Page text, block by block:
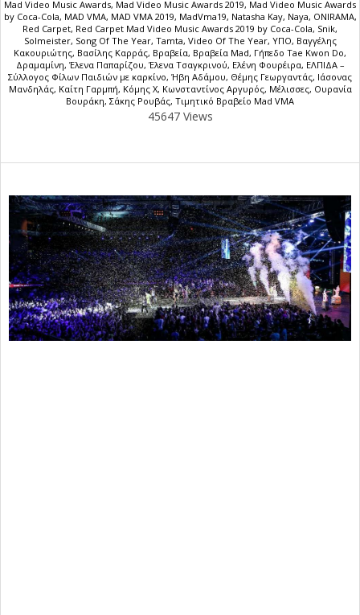
Mad Video Music Awards, Mad Video Music Awards 2019, Mad Video Music Awards
by Coca-Cola, MAD VMA, MAD VMA 2019, MadVma19, Natasha Kay, Naya, ONIRAMA,
Red Carpet, Red Carpet Mad Video Music Awards 2019 by Coca-Cola, Snik,
Solmeister, Song Of The Year, Tamta, Video Of The Year, YΠΟ, Βαγγέλης
Κακουριώτης, Βασίλης Καρράς, Βραβεία, Βραβεία Mad, Γήπεδο Tae Kwon Do,
Δραμαμίνη, Έλενα Παπαρίζου, Έλενα Τσαγκρινού, Ελένη Φουρέιρα, ΕΛΠΙΔΑ –
Σύλλογος Φίλων Παιδιών με καρκίνο, Ήβη Αδάμου, Θέμης Γεωργαντάς, Ιάσονας
Μανδηλάς, Καίτη Γαρμπή, Κόμης Χ, Κωνσταντίνος Αργυρός, Μέλισσες, Ουρανία
Βουράκη, Σάκης Ρουβάς, Τιμητικό Βραβείο Mad VMA
45647 Views